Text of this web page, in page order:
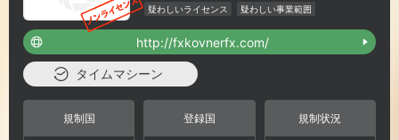
疑わしいライセンス
疑わしい事業範囲
ハイリスクレベル
http://fxkovnerfx.com/
タイムマシーン
規制国 登録国 規制状況
0